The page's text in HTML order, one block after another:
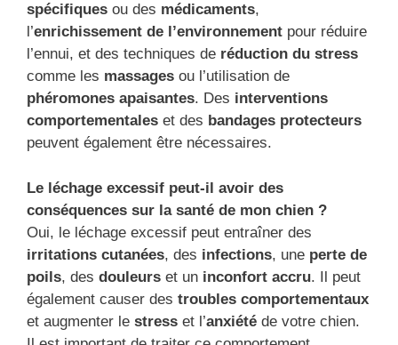
spécifiques ou des médicaments,
l’enrichissement de l’environnement pour réduire
l’ennui, et des techniques de réduction du stress
comme les massages ou l’utilisation de
phéromones apaisantes. Des interventions
comportementales et des bandages protecteurs
peuvent également être nécessaires.
Le léchage excessif peut-il avoir des
conséquences sur la santé de mon chien ?
Oui, le léchage excessif peut entraîner des
irritations cutanées, des infections, une perte de
poils, des douleurs et un inconfort accru. Il peut
également causer des troubles comportementaux
et augmenter le stress et l’anxiété de votre chien.